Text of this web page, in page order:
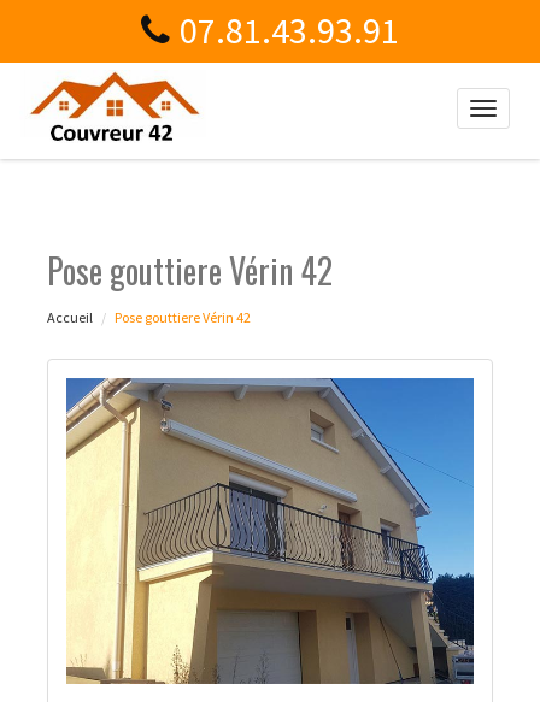
07.81.43.93.91
Toggle
Pose gouttiere Vérin 42
Accueil Pose gouttiere Vérin 42